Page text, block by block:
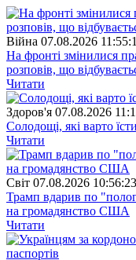
Війна 07.08.2026
На фронті змінилися
розповів, що
Читати
Здоров'я 07.08.2026
Солодощі, які варто
Читати
Свiт 07.08.2026 10:56:23
Трамп вдарив по
на громадянство США
Читати